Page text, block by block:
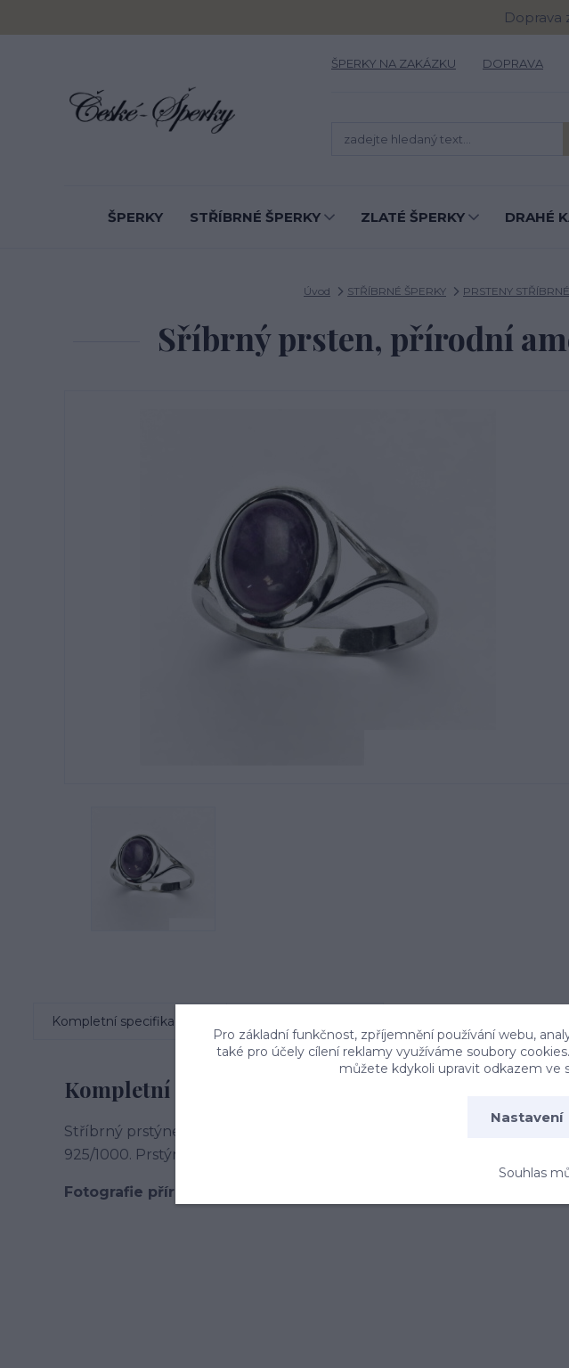
Doprava
ŠPERKY NA ZAKÁZKU DOPRAVA
ŠPERKY STŘÍBRNÉ ŠPERKY ZLATÉ ŠPERKY DRAHÉ
Úvod STŘÍBRNÉ ŠPERKY PRSTENY STŘÍBRNÉ
Sříbrný prsten, přírodní
Kompletní specifikace
Kompletní specifikace
Stříbrný prstýnek je zdoben přírodním ametystem o rozměru 10x8
925/1000. Prstýnek má povrchovou úpravu čisté rhodium.
Fotografie přírodních kamenů jsou pouze ilustrační - každý kus je
Pro základní funkčnost, zpříjemnění používání webu,
také pro účely cílení reklamy využíváme soubory
můžete kdykoli upravit odkazem ve
Nastavení
Souhlas